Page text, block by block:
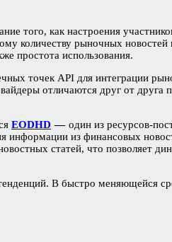
того, как настроения
количеству рыночных
простота использования.
точек API для интеграции
отличаются друг от друга
EODHD — один из ресурсов-
информации из финансовых
статей, что позволяет
В быстро меняющейся